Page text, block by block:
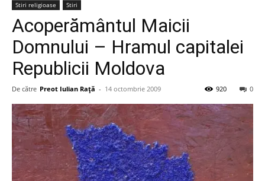
Stiri religioase Stiri
Acoperământul Maicii
Domnului – Hramul capitalei
Republicii Moldova
De către Preot Iulian Raţă - 14 octombrie 2009 0
920